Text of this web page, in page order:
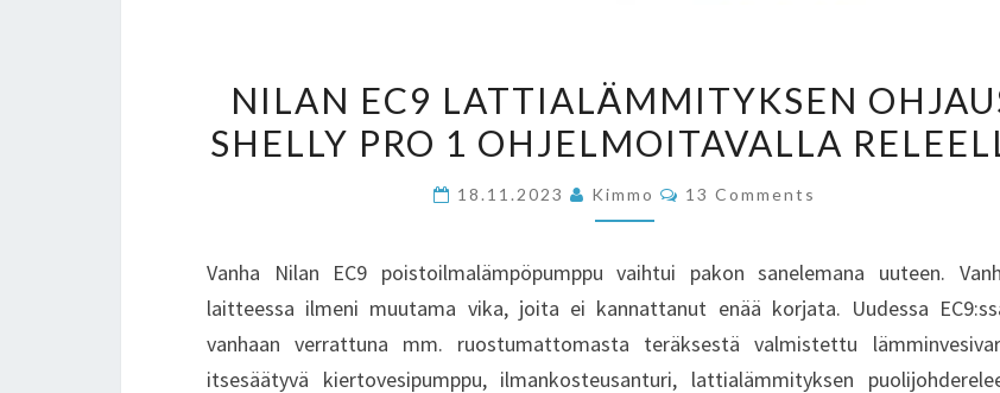
EC9
LATTIALÄMMITYKSEN
SHELLY
1
OHJELMOITAVALLA
RELEELLÄ
NILAN EC9 LATTIALÄMMITYKSEN
SHELLY PRO 1 OHJELMOITAVALLA
18.11.2023 Kimmo Comments
13 Comments
Vanha Nilan EC9 poistoilmalämpöpumppu vaihtui pakon sanelemana uuteen.
laitteessa ilmeni muutama vika, joita ei kannattanut enää korjata. Uudessa
vanhaan verrattuna mm. ruostumattomasta teräksestä valmistettu
itsesäätyvä kiertovesipumppu, ilmankosteusanturi, lattialämmityksen